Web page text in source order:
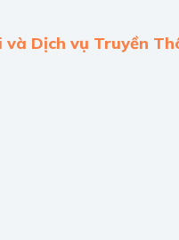
và Dịch vụ Truyền